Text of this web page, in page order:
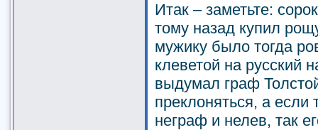
Итак – заметьте:
тому назад купил
мужику было тогда
клеветой на русский
выдумал граф
преклоняться, а если
неграф и нелев, так